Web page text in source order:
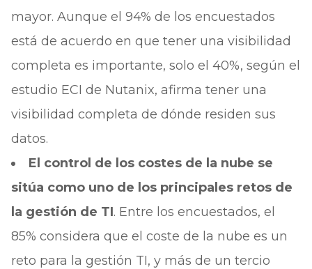
mayor. Aunque el 94% de los encuestados
está de acuerdo en que tener una visibilidad
completa es importante, solo el 40%, según el
estudio ECI de Nutanix, afirma tener una
visibilidad completa de dónde residen sus
datos.
El control de los costes de la nube se
sitúa como uno de los principales retos de
la gestión de TI. Entre los encuestados, el
85% considera que el coste de la nube es un
reto para la gestión TI, y más de un tercio